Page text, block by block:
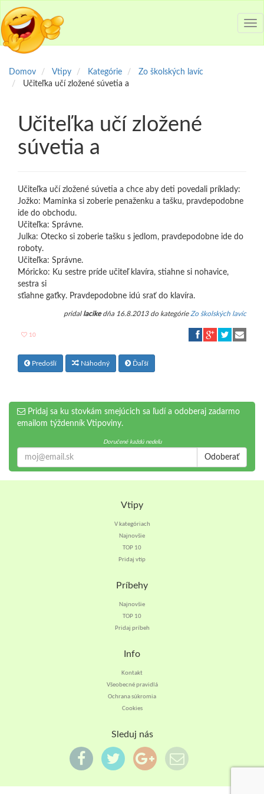
Domov Vtipy Kategórie
Zo školských lavíc
Učiteľka učí zložené súvetia a
Učiteľka učí zložené
súvetia a
Učiteľka učí zložené súvetia a chce aby deti povedali príklady:
Jožko: Maminka si zoberie penaženku a tašku, pravdepodobne
ide do obchodu.
Učiteľka: Správne.
Julka: Otecko si zoberie tašku s jedlom, pravdepodobne ide do
roboty.
Učiteľka: Správne.
Móricko: Ku sestre príde učiteľ klavíra, stiahne si nohavice,
sestra si
sťiahne gaťky. Pravdepodobne idú srať do klavíra.
pridal lacikedňa 16.8.2013 do kategórie Zo školských lavíc
10
Predošlí Náhodný Ďaľší
Pridaj sa ku stovkám smejúcich sa ľudí a odoberaj zadarmo
emailom týždenník Vtipoviny.
Doručené každú nedeľu
Odoberať
Vtipy
V kategóriach
Najnovšie
TOP 10
Pridaj vtip
Príbehy
Najnovšie
TOP 10
Pridaj príbeh
Info
Kontakt
Všeobecné pravidlá
Ochrana súkromia
Cookies
Sleduj nás